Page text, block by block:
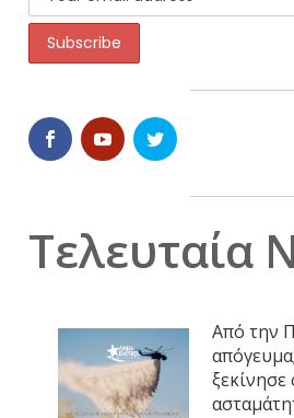
Τελευταία
Από την
ξεκίνησε